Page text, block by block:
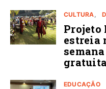
CULTURA
estreia
EDUCAÇÃO